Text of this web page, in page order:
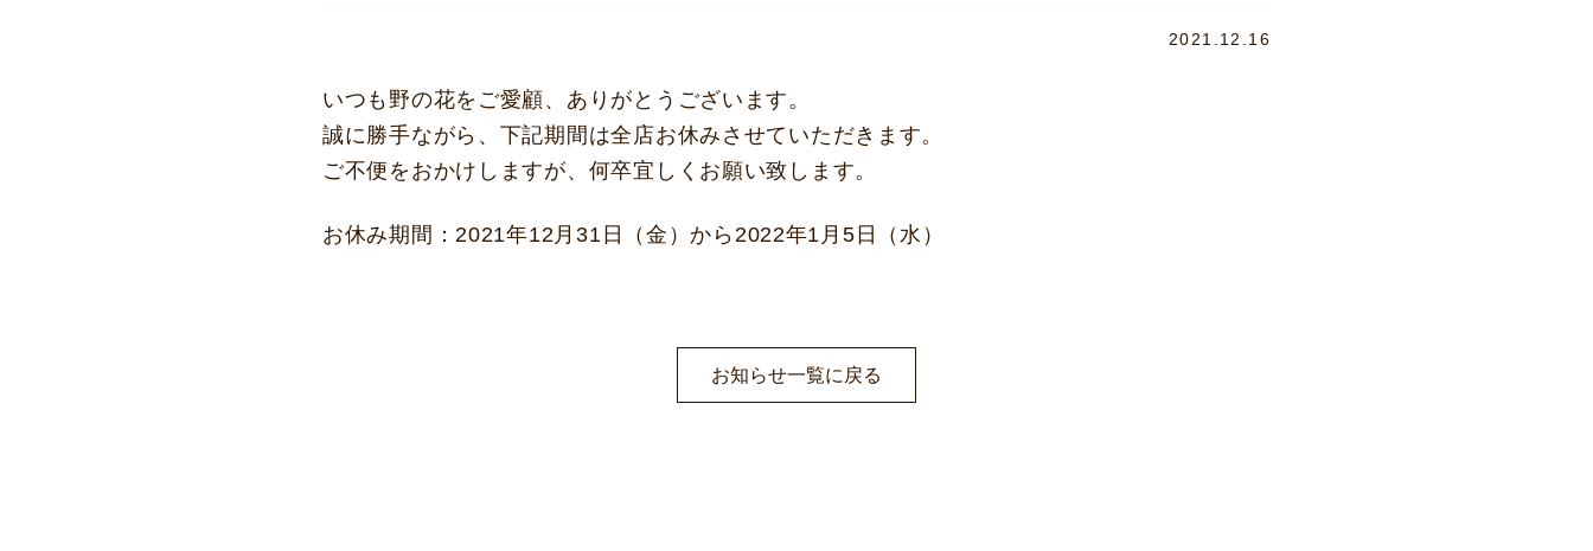
2021.12.16
いつも野の花をご愛顧、ありがとうございます。
誠に勝手ながら、下記期間は全店お休みさせていただきます。
ご不便をおかけしますが、何卒宜しくお願い致します。
お休み期間：2021年12月31日（金）から2022年1月5日（水）
お知らせ一覧に戻る